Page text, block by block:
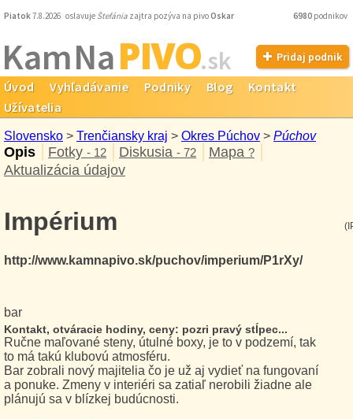
Piatok7.8.2026 oslavuje Štefánia zajtra pozýva na pivoOskar 6980 podnikov
Kam NaPIVO.sk Pridaj podnik
Úvod Vyhľadávanie Podniky Blog
Kontakt
Užívatelia
Slovensko > Trenčiansky kraj > Okres Púchov > Púchov
Opis Fotky - 12 Diskusia - 72 Mapa ?
Aktualizácia údajov
Impérium
http://www.kamnapivo.sk/puchov/imperium/P1rXy/
bar
Kontakt, otváracie hodiny, ceny: pozri pravý stĺpec...
Ručne maľované steny, útulné boxy, je to v podzemí, tak
to má takú klubovú atmosféru.
Bar zobrali nový majitelia čo je už aj vydieť na fungovaní
a ponuke. Zmeny v interiéri sa zatiaľ nerobili žiadne ale
plánujú sa v blízkej budúcnosti.